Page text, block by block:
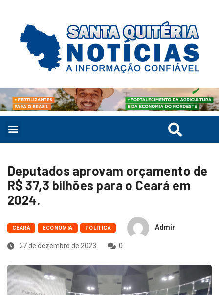
Deputados aprovam orçamento de
R$ 37,3 bilhões para o Ceará em
2024.
CEARÁ ECONOMIA POLÍTICA Admin
27 de dezembro de 2023 0